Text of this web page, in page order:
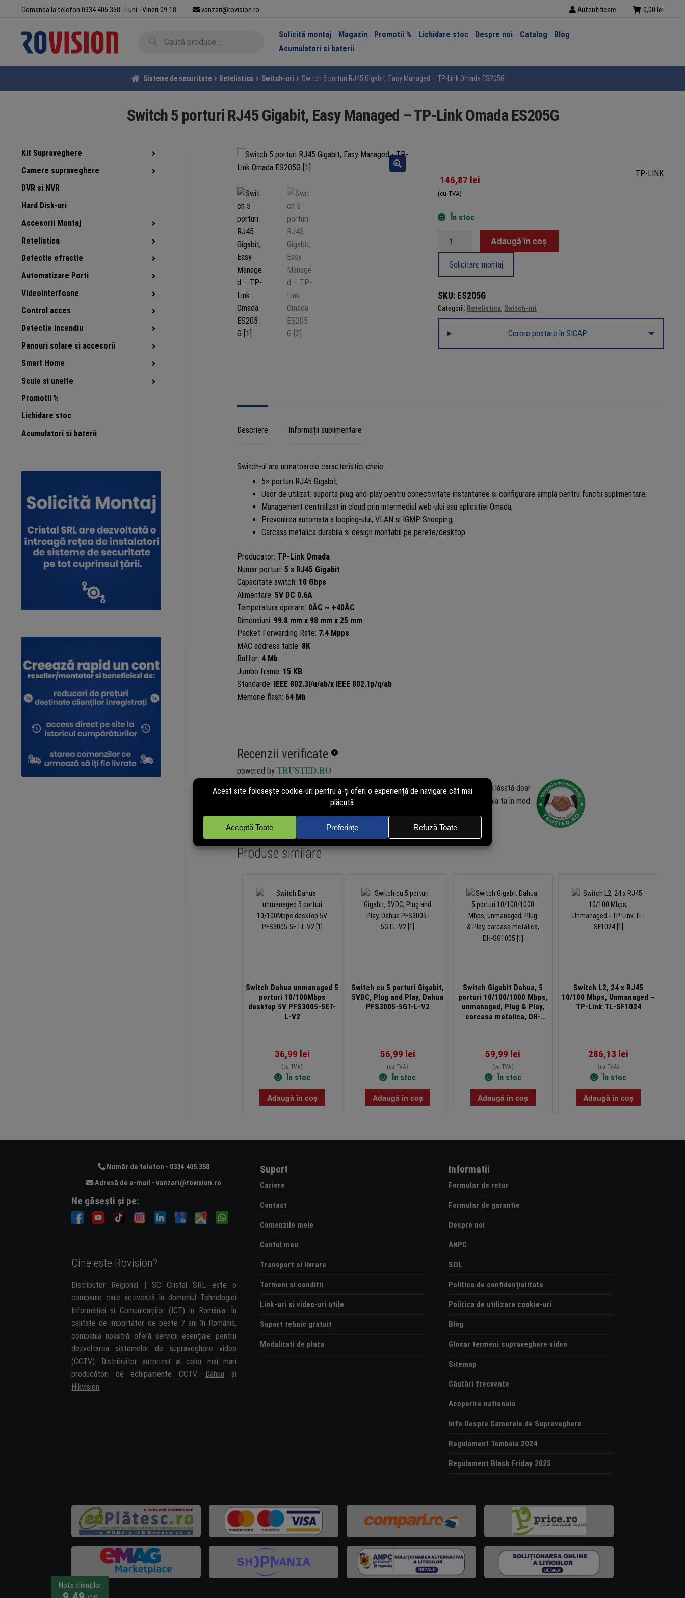
navigare
conținut
Comanda la telefon 0334.405.358 - Luni - Vineri 09-18 vanzari@rovision.ro Autentificare 0,00 lei
Solicită montaj Magazin Promotii % Lichidare stoc Despre noi Catalog
Blog
Acumulatori si baterii
Sisteme de securitate Retelistica Switch-uri Switch 5 porturi RJ45 Gigabit, Easy Managed – TP-Link Omada ES205G
Switch 5 porturi RJ45 Gigabit, Easy Managed – TP-Link Omada ES205G
146,87 lei
(cu TVA)
TP-LINK
În stoc
Gigabit,
Easy
TP-
Adaugă în coș
Solicitare montaj
SKU: ES205G
Categorii: Retelistica, Switch-uri
Cerere postare în SICAP
Descriere Informații suplimentare
Switch-ul are urmatoarele caracteristici cheie:
5× porturi RJ45 Gigabit;
Usor de utilizat: suporta plug-and-play pentru conectivitate instantanee si configurare simpla pentru functii suplimentare;
Management centralizat in cloud prin intermediul web-ului sau aplicatiei Omada;
Prevenirea automata a looping-ului, VLAN si IGMP Snooping;
Carcasa metalica durabila si design montabil pe perete/desktop.
Producator: TP-Link Omada
Numar porturi: 5 x RJ45 Gigabit
Capacitate switch: 10 Gbps
Alimentare: 5V DC 0.6A
Temperatura operare: 0ÂC ~ +40ÂC
Dimensiuni: 99.8 mm x 98 mm x 25 mm
Packet Forwarding Rate: 7.4 Mpps
MAC address table: 8K
Buffer: 4 Mb
Jumbo frame: 15 KB
Standarde: IEEE 802.3i/u/ab/x IEEE 802.1p/q/ab
Memorie flash: 64 Mb
Recenzii verificate
powered by TRUSTED.RO
Nu avem încă opinii de la clienți verificați pentru acest produs. Recenzia poate fi lăsată doar
de cei care au cumpărat pe site. Cumpără și tu acum pentru a putea publica opinia ta în mod
Produse similare
Switch Dahua unmanaged 5
porturi 10/100Mbps
desktop 5V PFS3005-5ET-
L-V2
36,99 lei
(cu TVA)
În stoc
Adaugă în coș
Switch cu 5 porturi Gigabit,
5VDC, Plug and Play, Dahua
PFS3005-5GT-L-V2
56,99 lei
(cu TVA)
În stoc
Adaugă în coș
Switch Gigabit Dahua, 5
porturi 10/100/1000 Mbps,
unmanaged, Plug & Play,
carcasa metalica, DH-
59,99 lei
(cu TVA)
În stoc
Adaugă în coș
Switch L2, 24 x RJ45
10/100 Mbps, Unmanaged –
TP-Link TL-SF1024
286,13 lei
(cu TVA)
În stoc
Adaugă în coș
Kit Supraveghere
Camere supraveghere
DVR si NVR
Hard Disk-uri
Accesorii Montaj
Retelistica
Detectie efractie
Automatizare Porti
Videointerfoane
Control acces
Detectie incendiu
Panouri solare si accesorii
Smart Home
Scule si unelte
Promotii %
Lichidare stoc
Acumulatori si baterii
Număr de telefon - 0334.405.358
Adresă de e-mail - vanzari@rovision.ro
Ne găsești și pe:
Cine este Rovision?
Distributor Regional | SC Cristal SRL este o
companie care activează în domeniul Tehnologiei
Informației și Comunicațiilor (ICT) în România. În
calitate de importator de peste 7 ani în România,
compania noastră oferă servicii esențiale pentru
dezvoltarea sistemelor de supraveghere video
(CCTV). Distribuitor autorizat al celor mai mari
producători de echipamente CCTV:
Dahua și
Hikvision.
Suport
Cariere
Contact
Comenzile mele
Contul meu
Transport si livrare
Termeni si conditii
Link-uri si video-uri utile
Suport tehnic gratuit
Modalitati de plata
Informatii
Formular de retur
Formular de garantie
Despre noi
ANPC
SOL
Politica de confidențialitate
Politica de utilizare cookie-uri
Blog
Glosar termeni supraveghere video
Sitemap
Căutări frecvente
Acoperire nationala
Info Despre Camerele de Supraveghere
Regulament Tombola 2024
Regulament Black Friday 2025
Nota clienților